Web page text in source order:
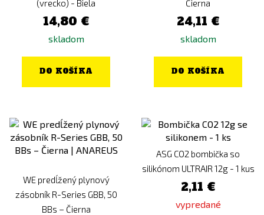
(vrecko) - Biela
14,80 €
skladom
DO KOŠÍKA
Čierna
24,11 €
skladom
DO KOŠÍKA
WE predĺžený plynový
zásobník R-Series GBB, 50
BBs – Čierna
ASG CO2 bombička so
silikónom ULTRAIR 12g - 1 kus
2,11 €
vypredané